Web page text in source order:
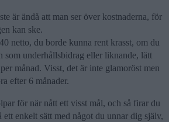
är ändå att man ser över kostnaderna, för
kan ske.
netto, du borde kunna rent krasst, om du
som underhållsbidrag eller liknande, lätt
månad. Visst, det är inte glamoröst men
efter 6 månader.
för när nått ett visst mål, och så firar du
ett enkelt sätt med något du unnar dig själv,